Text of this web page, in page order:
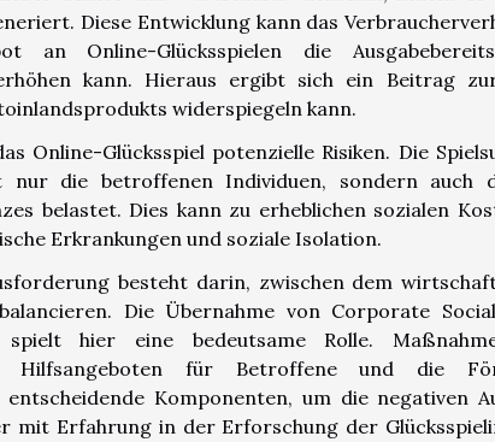
Diese Entwicklung kann das
an Online-Glücksspielen die
kann. Hieraus ergibt sich ein Beitrag
widerspiegeln kann.
Online-Glücksspiel potenzielle Risiken. Die
nur die betroffenen Individuen, sondern auch
belastet. Dies kann zu erheblichen sozialen
Erkrankungen und soziale Isolation.
besteht darin, zwischen dem
Die Übernahme von Corporate
spielt hier eine bedeutsame Rolle.
Hilfsangeboten für Betroffene und die
entscheidende Komponenten, um die negativen
mit Erfahrung in der Erforschung der